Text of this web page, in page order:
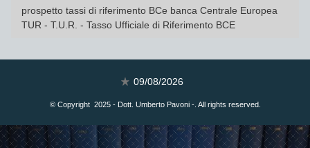
prospetto tassi di riferimento BCe banca Centrale Europea
TUR - T.U.R. - Tasso Ufficiale di Riferimento BCE
09/08/2026
© Copyright 2025 - Dott. Umberto Pavoni -. All rights reserved.